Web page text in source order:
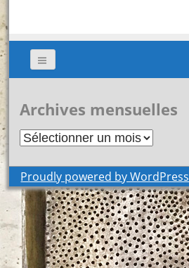
Archives mensuelles
Archives
Proudly powered by WordPress